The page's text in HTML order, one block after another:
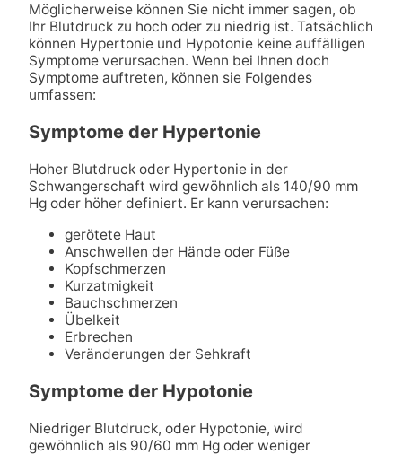
Möglicherweise können Sie nicht immer sagen, ob
Ihr Blutdruck zu hoch oder zu niedrig ist. Tatsächlich
können Hypertonie und Hypotonie keine auffälligen
Symptome verursachen. Wenn bei Ihnen doch
Symptome auftreten, können sie Folgendes
umfassen:
Symptome der Hypertonie
Hoher Blutdruck oder Hypertonie in der
Schwangerschaft wird gewöhnlich als 140/90 mm
Hg oder höher definiert. Er kann verursachen:
gerötete Haut
Anschwellen der Hände oder Füße
Kopfschmerzen
Kurzatmigkeit
Bauchschmerzen
Übelkeit
Erbrechen
Veränderungen der Sehkraft
Symptome der Hypotonie
Niedriger Blutdruck, oder Hypotonie, wird
gewöhnlich als 90/60 mm Hg oder weniger